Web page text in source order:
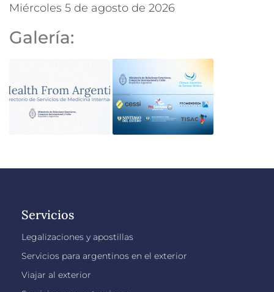
miércoles 5 de agosto de 2026
Galería:
Servicios
Legalizaciones y apostillas
Servicios para argentinos en el exterior
Viajar al exterior